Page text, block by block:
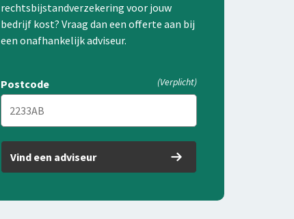
rechtsbijstandverzekering voor jouw
bedrijf kost? Vraag dan een offerte aan bij
een onafhankelijk adviseur.
Postcode (Verplicht)
Vind een adviseur